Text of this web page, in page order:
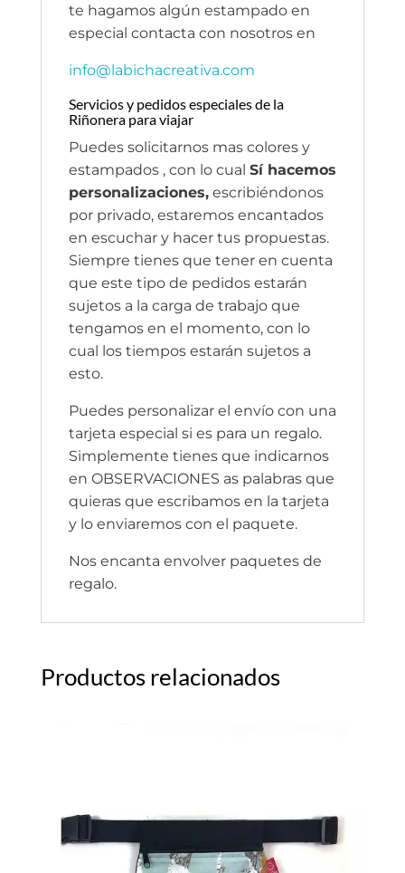
te hagamos algún estampado en
especial contacta con nosotros en
info@labichacreativa.com
Servicios y pedidos especiales de la
Riñonera para viajar
Puedes solicitarnos mas colores y
estampados , con lo cual Sí hacemos
personalizaciones,escribiéndonos
por privado, estaremos encantados
en escuchar y hacer tus propuestas.
Siempre tienes que tener en cuenta
que este tipo de pedidos estarán
sujetos a la carga de trabajo que
tengamos en el momento, con lo
cual los tiempos estarán sujetos a
esto.
Puedes personalizar el envío con una
tarjeta especial si es para un regalo.
Simplemente tienes que indicarnos
en OBSERVACIONES as palabras que
quieras que escribamos en la tarjeta
y lo enviaremos con el paquete.
Nos encanta envolver paquetes de
regalo.
Productos relacionados